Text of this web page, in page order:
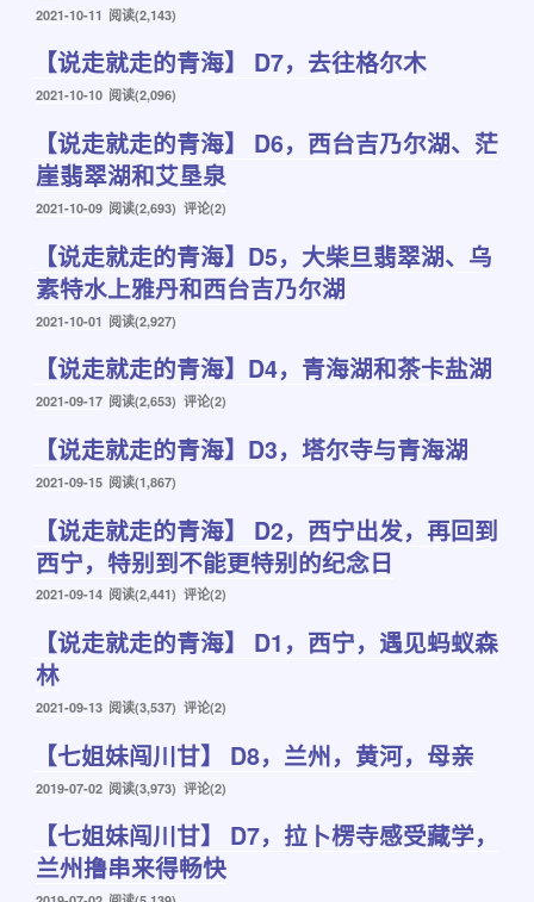
发
2021-10-11 阅读(2,143)
【说走就走的青海】 D7，去往格尔木
发
2021-10-10 阅读(2,096)
【说走就走的青海】 D6，西台吉乃尔湖、茫
崖翡翠湖和艾垦泉
发
2021-10-09 阅读(2,693) 评论(2)
【说走就走的青海】D5，大柴旦翡翠湖、乌
素特水上雅丹和西台吉乃尔湖
发
2021-10-01 阅读(2,927)
【说走就走的青海】D4，青海湖和茶卡盐湖
发
2021-09-17 阅读(2,653) 评论(2)
【说走就走的青海】D3，塔尔寺与青海湖
发
2021-09-15 阅读(1,867)
【说走就走的青海】 D2，西宁出发，再回到
西宁，特别到不能更特别的纪念日
发
2021-09-14 阅读(2,441) 评论(2)
【说走就走的青海】 D1，西宁，遇见蚂蚁森
林
发
2021-09-13 阅读(3,537) 评论(2)
【七姐妹闯川甘】 D8，兰州，黄河，母亲
发
2019-07-02 阅读(3,973) 评论(2)
【七姐妹闯川甘】 D7，拉卜楞寺感受藏学，
兰州撸串来得畅快